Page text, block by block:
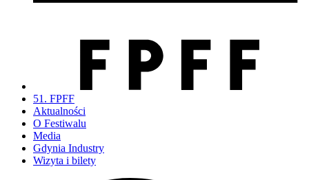
51. FPFF
Aktualności
O Festiwalu
Media
Gdynia Industry
Wizyta i bilety